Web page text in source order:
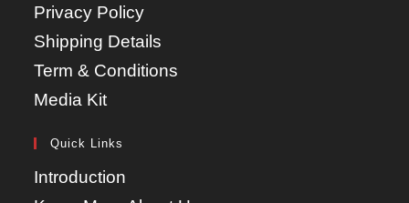
Privacy Policy
Shipping Details
Term & Conditions
Media Kit
Quick Links
Introduction